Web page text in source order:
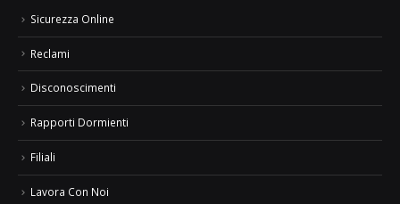
Sicurezza Online
Reclami
Disconoscimenti
Rapporti Dormienti
Filiali
Lavora Con Noi